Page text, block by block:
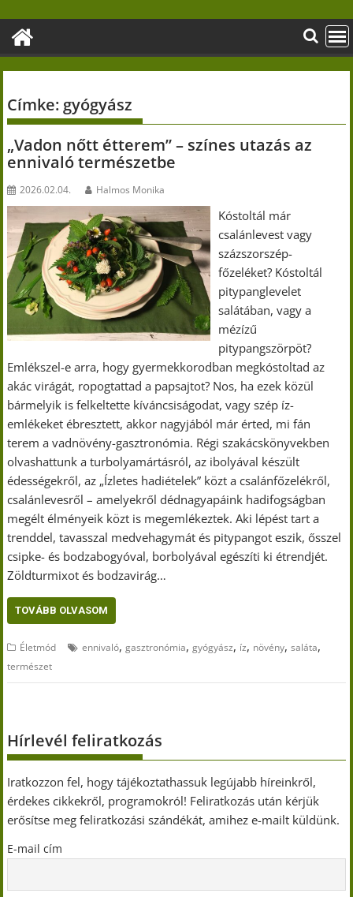
content
Címke: gyógyász
„Vadon nőtt étterem” – színes utazás az
ennivaló természetbe
2026.02.04. Halmos Monika
Kóstoltál már
csalánlevest vagy
százszorszép-
főzeléket? Kóstoltál
pitypanglevelet
salátában, vagy a
mézízű
pitypangszörpöt?
Emlékszel-e arra, hogy gyermekkorodban megkóstoltad az
akác virágát, ropogtattad a papsajtot? Nos, ha ezek közül
bármelyik is felkeltette kíváncsiságodat, vagy szép íz-
emlékeket ébresztett, akkor nagyjából már érted, mi fán
terem a vadnövény-gasztronómia. Régi szakácskönyvekben
olvashattunk a turbolyamártásról, az ibolyával készült
édességekről, az „Ízletes hadiételek” közt a csalánfőzelékről,
csalánlevesről – amelyekről dédnagyapáink hadifogságban
megélt élményeik közt is megemlékeztek. Aki lépést tart a
trenddel, tavasszal medvehagymát és pitypangot eszik, ősszel
csipke- és bodzabogyóval, borbolyával egészíti ki étrendjét.
Zöldturmixot és bodzavirág…
TOVÁBB OLVASOM
Életmód ennivaló,gasztronómia,gyógyász, íz, növény,saláta,
természet
Hírlevél feliratkozás
Iratkozzon fel, hogy tájékoztathassuk legújabb híreinkről,
érdekes cikkekről, programokról! Feliratkozás után kérjük
erősítse meg feliratkozási szándékát, amihez e-mailt küldünk.
E-mail cím